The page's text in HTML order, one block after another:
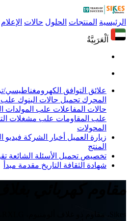
الرئيسية المنتجات الحلول حالات الإعلام
اَلْعَرَبِيَّةُ
علائق التوافق الكهرومغناطيسي/
المحرك تحميل حالات البنوك علب
حالات المفاعلات علب المولدات
علب المقاومات علب مشغلات
المحولات
زيارة العميل أخبار الشركة فيديو
المنتج
تخصيص تحميل الأسئلة الشائعة
شهادة الثقافة التاريخ مقدمة مبدأ